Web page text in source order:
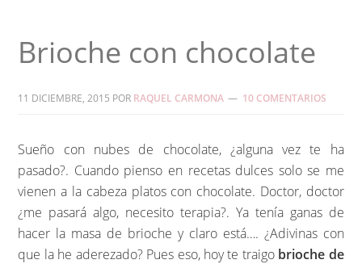
Brioche con chocolate
11 DICIEMBRE, 2015 POR RAQUEL CARMONA 10 COMENTARIOS
Sueño con nubes de chocolate, ¿alguna vez te ha
pasado?. Cuando pienso en recetas dulces solo se me
vienen a la cabeza platos con chocolate. Doctor, doctor
¿me pasará algo, necesito terapia?. Ya tenía ganas de
hacer la masa de brioche y claro está…. ¿Adivinas con
que la he aderezado? Pues eso, hoy te traigobrioche de